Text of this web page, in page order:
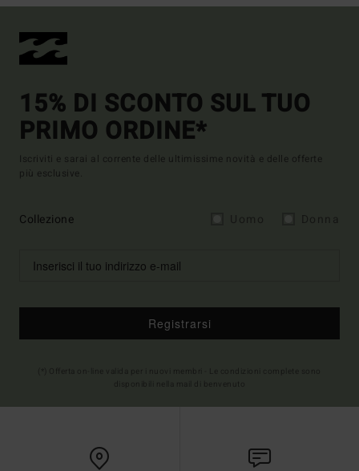
15% DI SCONTO SUL TUO
PRIMO ORDINE*
Iscriviti e sarai al corrente delle ultimissime novità e delle offerte
più esclusive.
Collezione
Registrarsi